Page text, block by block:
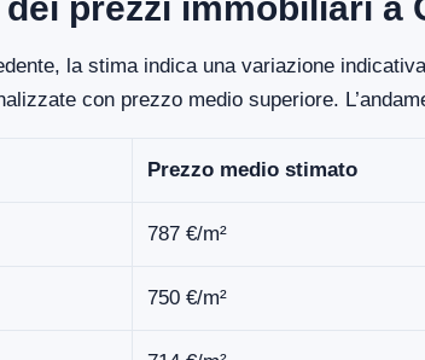
la stima indica una variazione
con prezzo medio superiore.
Prezzo medio stimato
787 €/m²
750 €/m²